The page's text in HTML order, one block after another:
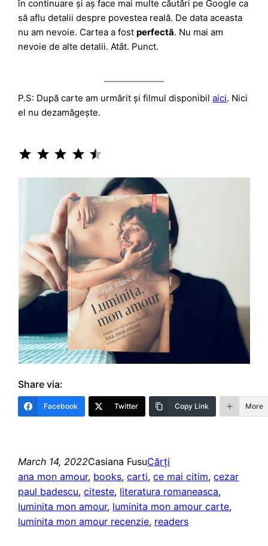
în continuare și aș face mai multe căutări pe Google ca
să aflu detalii despre povestea reală. De data aceasta
nu am nevoie. Cartea a fostperfectă. Nu mai am
nevoie de alte detalii. Atât. Punct.
P.S: După carte am urmărit și filmul disponibilaici. Nici
el nu dezamăgește.
Share via:
Facebook Twitter Copy Link More
March 14, 2022Casiana FusuCărți
ana mon amour, books, carti, ce mai citim, cezar
paul badescu, citeste, literatura romaneasca
luminita mon amour, luminita mon amour carte
luminita mon amour recenzie, readers